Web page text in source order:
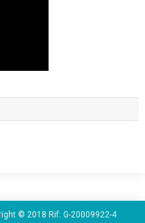
© 2018 Rif: G-20009922-4